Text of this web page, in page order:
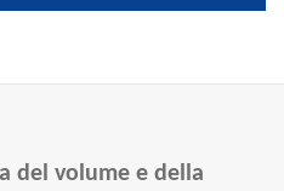
del volume e della